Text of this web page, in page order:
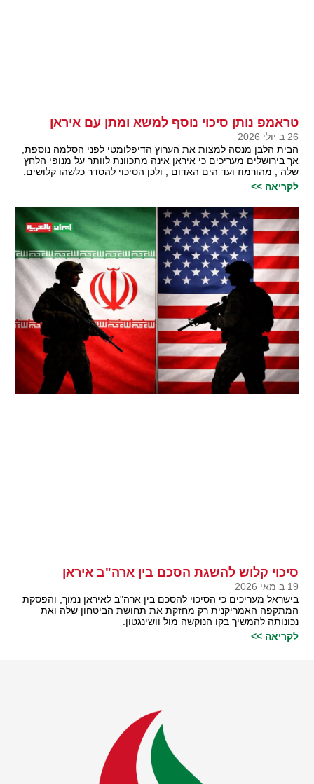
טראמפ נותן סיכוי נוסף למשא ומתן עם איראן
26 ב יולי 2026
הבית הלבן מנסה למצות את הערוץ הדיפלומטי לפני הסלמה נוספת,
אך בירושלים מעריכים כי איראן אינה מתכוונת לוותר על מנופי הלחץ
שלה , מהורמוז ועד הים האדום , ולכן הסיכוי להסדר כלשהו קלושים.
לקריאה >>
סיכוי קלוש להשגת הסכם בין ארה"ב איראן
19 ב מאי 2026
בישראל מעריכים כי הסיכוי להסכם בין ארה"ב לאיראן נמוך, והפסקת
המתקפה האמריקנית רק מחזקת את תחושת הביטחון שלה ואת
נכונותה להמשיך בקו הנוקשה מול וושינגטון.
לקריאה >>